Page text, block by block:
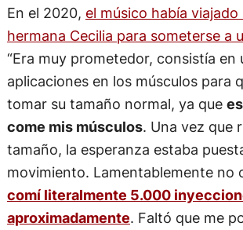
En el 2020, el músico había
hermana Cecilia para someterse a
“Era muy prometedor, consistía en
aplicaciones en los músculos para
tomar su tamaño normal, ya que
come mis músculos. Una vez que
tamaño, la esperanza estaba
movimiento. Lamentablemente no
comí literalmente 5.000
aproximadamente. Faltó que me